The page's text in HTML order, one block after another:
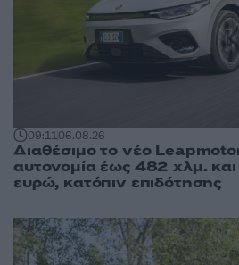
09:1106.08.26
Διαθέσιμο το νέο
αυτονομία έως 482 χλμ.
ευρώ, κατόπιν επιδότησης